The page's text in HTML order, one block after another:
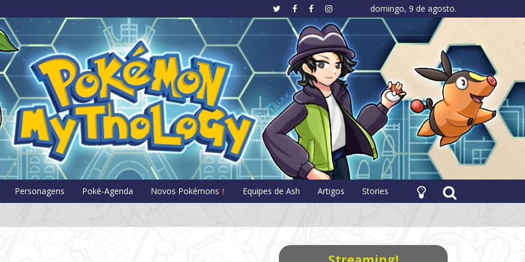
domingo, 9 de agosto.
Pokémon Mythology
Personagens Poké-Agenda Novos Pokémons Equipes de Ash Artigos Stories